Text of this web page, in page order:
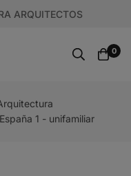
ARQUITECTOS
0
1 - unifamiliar